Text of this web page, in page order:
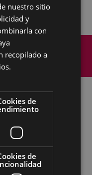
Aviso legal
Contacto
Ayuntamiento
1 | 20600 Eibar
943 70 84 16 |
nuestro sitio
y
con
recopilado a
de
de